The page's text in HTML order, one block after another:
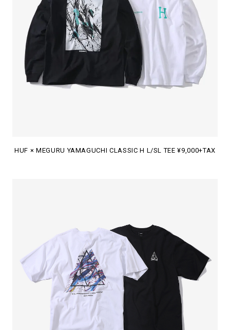
HUF × MEGURU YAMAGUCHI CLASSIC H L/SL TEE ¥9,000+TAX